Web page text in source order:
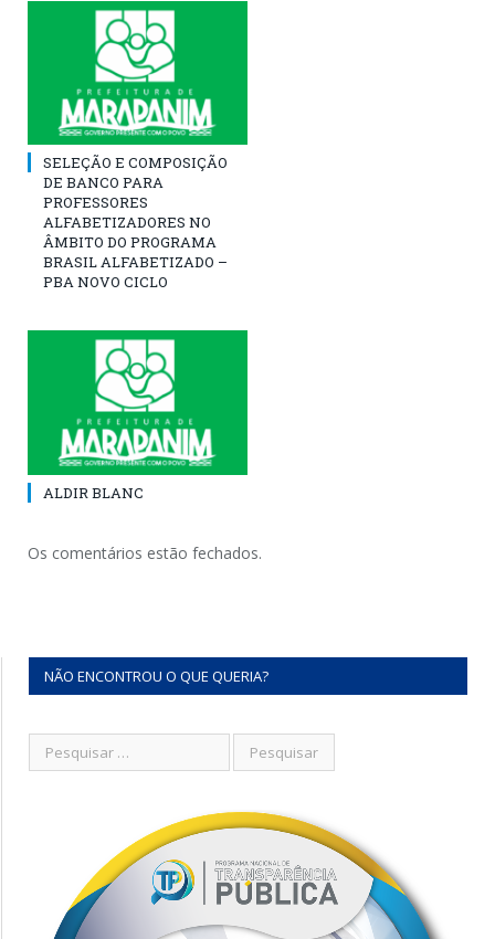
SELEÇÃO E COMPOSIÇÃO
DE BANCO PARA
PROFESSORES
ALFABETIZADORES NO
ÂMBITO DO PROGRAMA
BRASIL ALFABETIZADO –
PBA NOVO CICLO
ALDIR BLANC
Os comentários estão fechados.
NÃO ENCONTROU O QUE QUERIA?